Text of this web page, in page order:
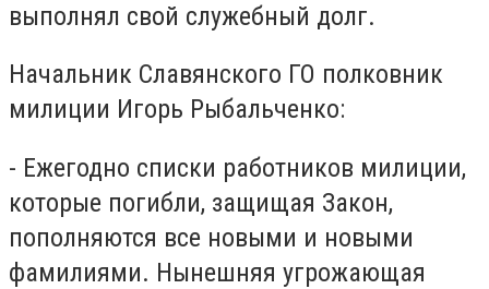
выполнял свой служебный долг.
Начальник Славянского ГО полковник
милиции Игорь Рыбальченко:
- Ежегодно списки работников милиции,
которые погибли, защищая Закон,
пополняются все новыми и новыми
фамилиями. Нынешняя угрожающая